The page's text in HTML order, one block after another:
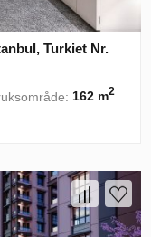
Turkiet Nr.
162 m2